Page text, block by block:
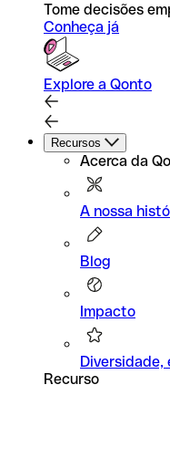
Tome decisões
Conheça já
Explore a Qonto
Recursos
Acerca da
A nossa
Blog
Impacto
Diversidade,
Recurso